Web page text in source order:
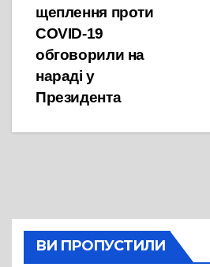
щеплення проти
COVID-19
обговорили на
нараді у
Президента
ВИ ПРОПУСТИЛИ